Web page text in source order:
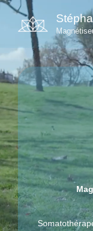
Aller
contenu